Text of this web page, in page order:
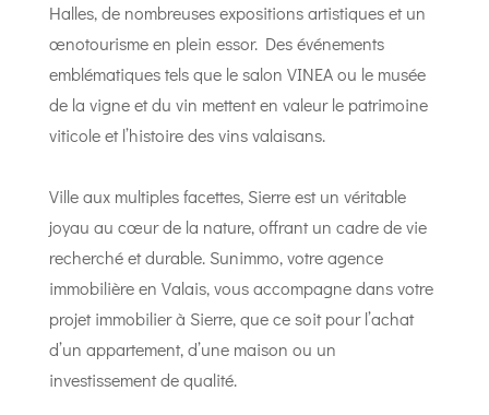
Halles, de nombreuses expositions artistiques et un
œnotourisme en plein essor. Des événements
emblématiques tels que le salon VINEA ou le musée
de la vigne et du vin mettent en valeur le patrimoine
viticole et l’histoire des vins valaisans.
Ville aux multiples facettes, Sierre est un véritable
joyau au cœur de la nature, offrant un cadre de vie
recherché et durable. Sunimmo, votre agence
immobilière en Valais, vous accompagne dans votre
projet immobilier à Sierre, que ce soit pour l’achat
d’un appartement, d’une maison ou un
investissement de qualité.